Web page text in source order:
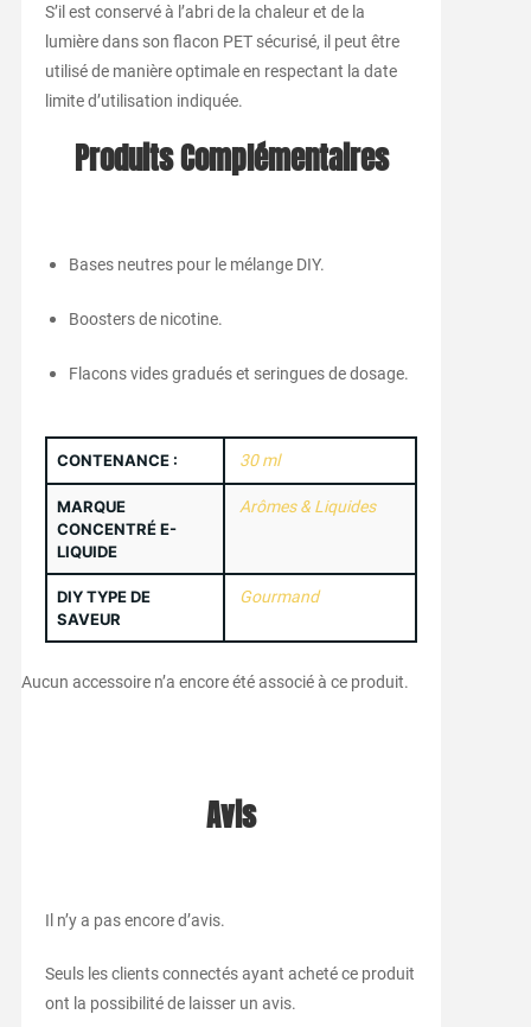
S’il est conservé à l’abri de la chaleur et de la
lumière dans son flacon PET sécurisé, il peut être
utilisé de manière optimale en respectant la date
limite d’utilisation indiquée.
Produits Complémentaires
Bases neutres pour le mélange DIY.
Boosters de nicotine.
Flacons vides gradués et seringues de dosage.
CONTENANCE : 30 ml
MARQUE
CONCENTRÉ E-
LIQUIDE
Arômes & Liquides
DIY TYPE DE
SAVEUR
Gourmand
Aucun accessoire n’a encore été associé à ce produit.
Avis
Il n’y a pas encore d’avis.
Seuls les clients connectés ayant acheté ce produit
ont la possibilité de laisser un avis.